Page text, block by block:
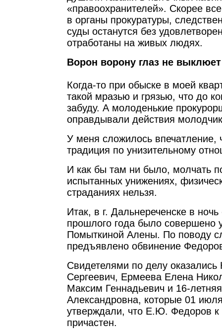
«правоохранителей». Скорее
в органы прокуратуры,
суды останутся без
отработаны на живых людях.
Ворон ворону глаз не выклюет
Когда-то при обыске в моей
такой мразью и грязью, что до
забуду. А молоденькие
оправдывали действия
У меня сложилось впечатление,
традиция по унизительному
И как бы там ни было, молчать
испытанных унижениях,
страданиях нельзя.
Итак, в г. Дальнереченске в
прошлого года было совершено
Помыткиной Алены. По поводу
предъявлено обвинение
Свидетелями по делу оказались
Сергеевич, Ермеева Елена
Максим Геннадьевич и 16-
Александровна, которые 01
утверждали, что Е.Ю. Федоров к
причастен.